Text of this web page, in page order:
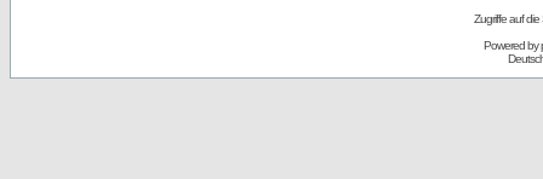
Zugriffe auf
Powered by